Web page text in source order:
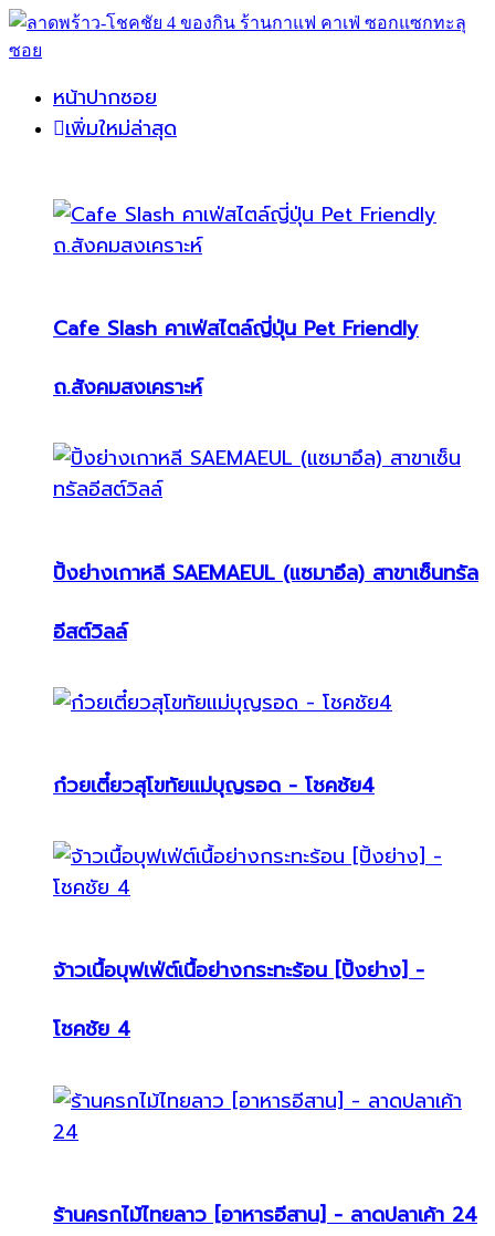
หน้าปากซอย
เพิ่มใหม่ล่าสุด
Cafe Slash คาเฟ่สไตล์ญี่ปุ่น Pet Friendly
ถ.สังคมสงเคราะห์
ปิ้งย่างเกาหลี SAEMAEUL (แซมาอึล) สาขาเซ็นทรัล
อีสต์วิลล์
ก๋วยเตี๋ยวสุโขทัยแม่บุญรอด - โชคชัย4
จ้าวเนื้อบุฟเฟ่ต์เนื้อย่างกระทะร้อน [ปิ้งย่าง] -
โชคชัย 4
ร้านครกไม้ไทยลาว [อาหารอีสาน] - ลาดปลาเค้า 24